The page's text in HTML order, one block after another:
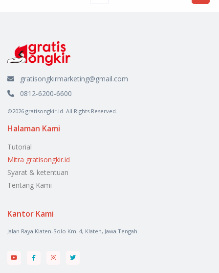
gratisongkirmarketing@gmail.com
0812-6200-6600
©2026 gratisongkir.id. All Rights Reserved.
Halaman Kami
Tutorial
Mitra gratisongkir.id
Syarat & ketentuan
Tentang Kami
Kantor Kami
Jalan Raya Klaten-Solo Km. 4, Klaten, Jawa Tengah.